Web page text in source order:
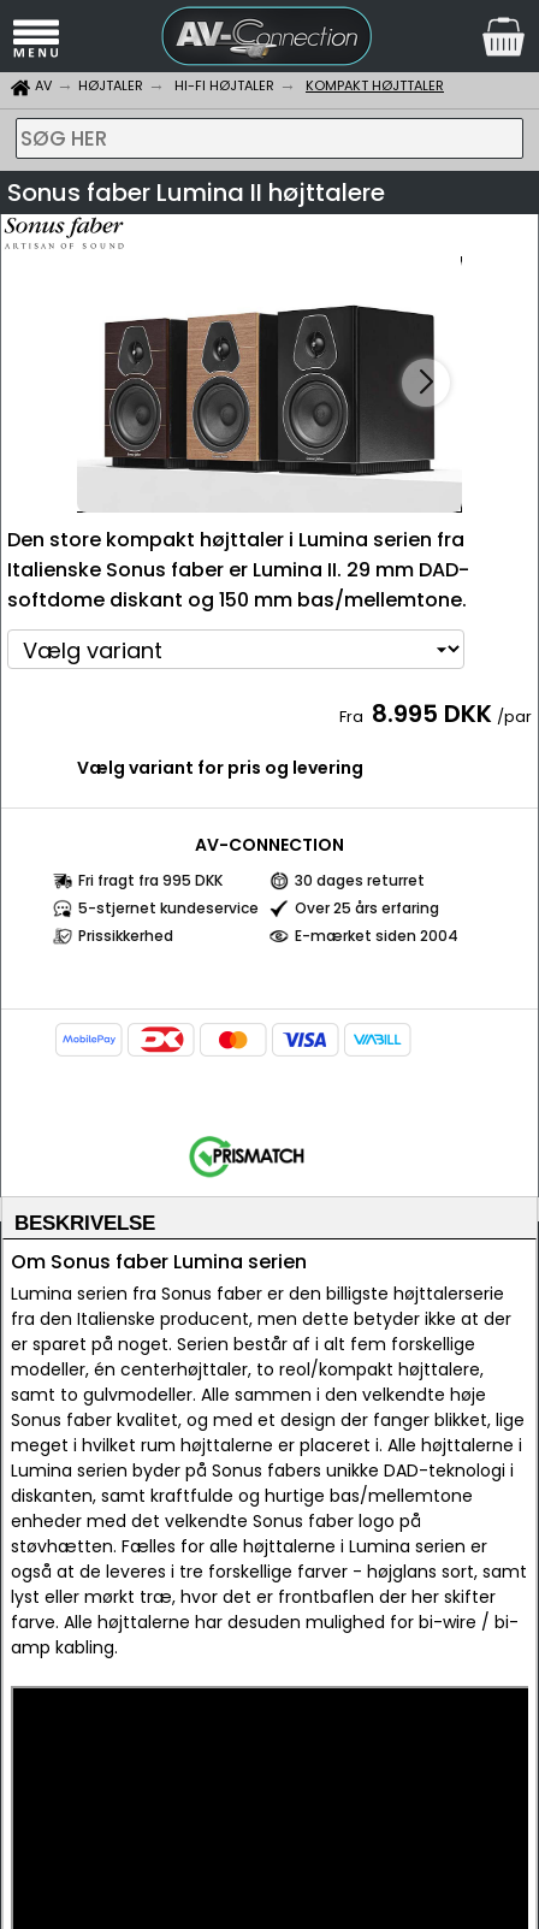
AV HØJTALER HI-FI HØJTALER KOMPAKT HØJTTALER
SØG HER
Sonus faber Lumina II højttalere
Den store kompakt højttaler i Lumina serien fra
Italienske Sonus faber er Lumina II. 29 mm DAD-
softdome diskant og 150 mm bas/mellemtone.
Fra 8.995 DKK /par
Vælg variant for pris og levering
AV-CONNECTION
Fri fragt fra 995 DKK
30 dages returret
5-stjernet kundeservice
Over 25 års erfaring
Prissikkerhed
E-mærket siden 2004
BESKRIVELSE
Om Sonus faber Lumina serien
Lumina serien fra Sonus faber er den billigste højttalerserie
fra den Italienske producent, men dette betyder ikke at der
er sparet på noget. Serien består af i alt fem forskellige
modeller, én centerhøjttaler, to reol/kompakt højttalere,
samt to gulvmodeller. Alle sammen i den velkendte høje
Sonus faber kvalitet, og med et design der fanger blikket, lige
meget i hvilket rum højttalerne er placeret i. Alle højttalerne i
Lumina serien byder på Sonus fabers unikke DAD-teknologi i
diskanten, samt kraftfulde og hurtige bas/mellemtone
enheder med det velkendte Sonus faber logo på
støvhætten. Fælles for alle højttalerne i Lumina serien er
også at de leveres i tre forskellige farver - højglans sort, samt
lyst eller mørkt træ, hvor det er frontbaflen der her skifter
farve. Alle højttalerne har desuden mulighed for bi-wire / bi-
amp kabling.